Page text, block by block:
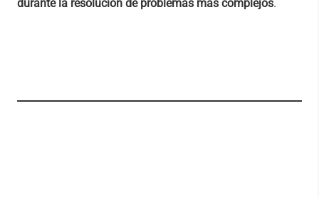
durante la resolución de problemas más complejos.